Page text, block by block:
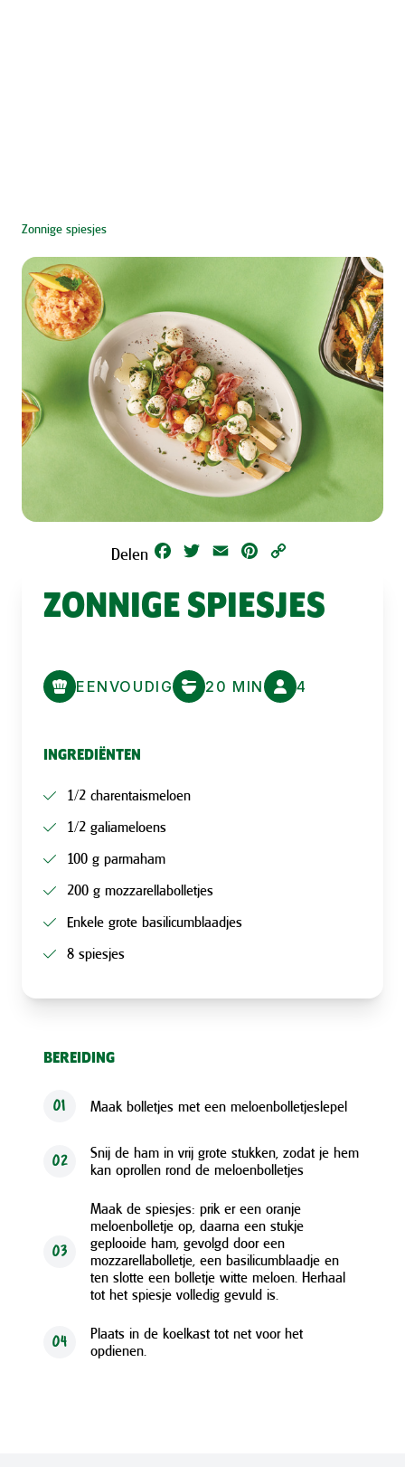
Zonnige spiesjes
Delen Facebook
Twitter Email Pinterest
ZONNIGE SPIESJES
EENVOUDIG 20 MIN 4
INGREDIËNTEN
1/2 charentaismeloen
1/2 galiameloens
100 g parmaham
200 g mozzarellabolletjes
Enkele grote basilicumblaadjes
8 spiesjes
BEREIDING
01 Maak bolletjes met een meloenbolletjeslepel
02
Snij de ham in vrij grote stukken, zodat je hem
kan oprollen rond de meloenbolletjes
03
Maak de spiesjes: prik er een oranje
meloenbolletje op, daarna een stukje
geplooide ham, gevolgd door een
mozzarellabolletje, een basilicumblaadje en
ten slotte een bolletje witte meloen. Herhaal
tot het spiesje volledig gevuld is.
04
Plaats in de koelkast tot net voor het
opdienen.